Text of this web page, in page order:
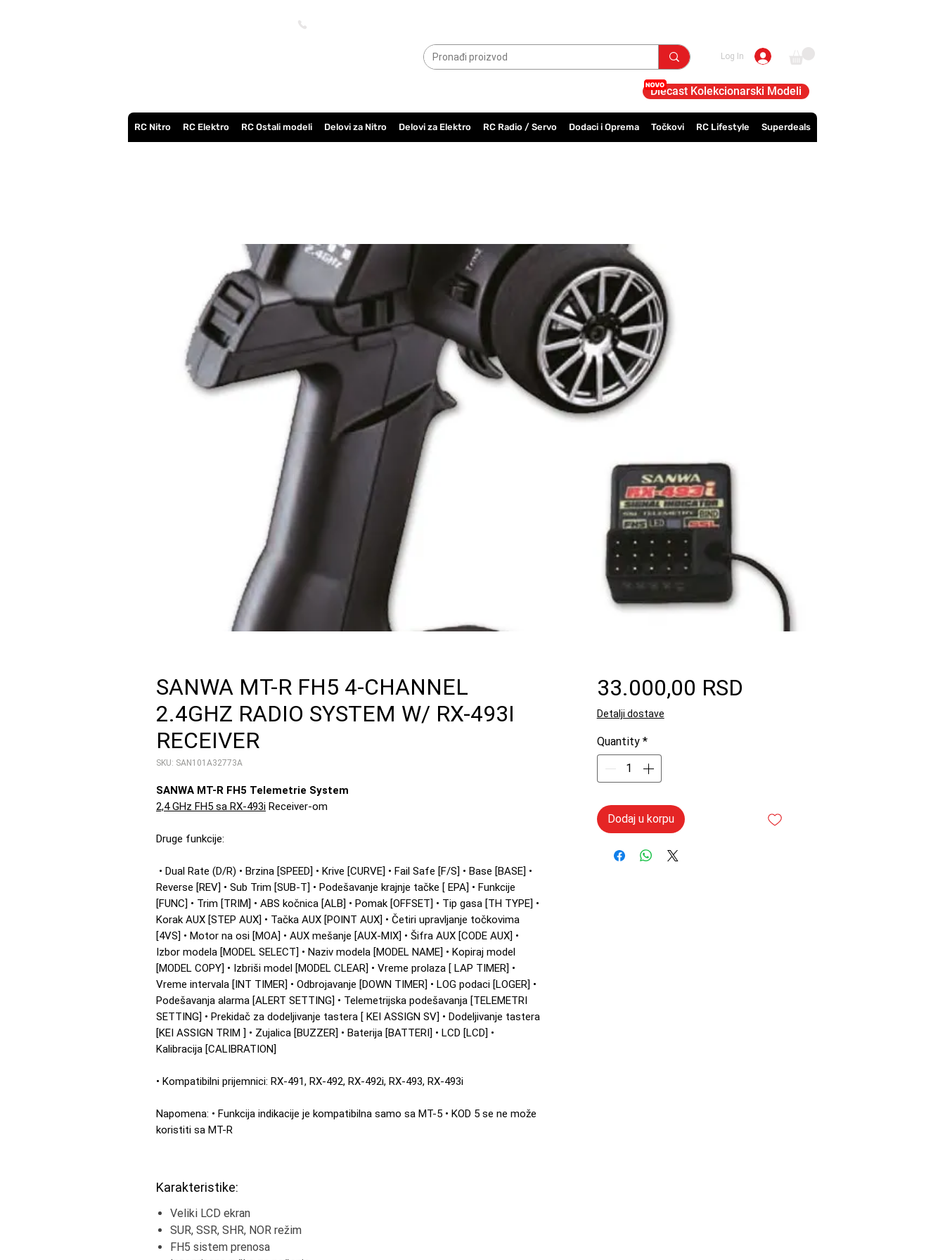
Log In
Diecast Kolekcionarski Modeli
RC Nitro RC Elektro RC Ostali modeli Delovi za Nitro Delovi za Elektro RC Radio / Servo Dodaci i Oprema Točkovi RC Lifestyle Superdeals
SANWA MT-R FH5 4-CHANNEL
2.4GHZ RADIO SYSTEM W/ RX-493I
RECEIVER
SKU: SAN101A32773A
SANWA MT-R FH5 Telemetrie System
2,4 GHz FH5 sa RX-493i Receiver-om
Druge funkcije:
• Dual Rate (D/R) • Brzina [SPEED] • Krive [CURVE] • Fail Safe [F/S] • Base [BASE] •
Reverse [REV] • Sub Trim [SUB-T] • Podešavanje krajnje tačke [ EPA] • Funkcije
[FUNC] • Trim [TRIM] • ABS kočnica [ALB] • Pomak [OFFSET] • Tip gasa [TH TYPE] •
Korak AUX [STEP AUX] • Tačka AUX [POINT AUX] • Četiri upravljanje točkovima
[4VS] • Motor na osi [MOA] • AUX mešanje [AUX-MIX] • Šifra AUX [CODE AUX] •
Izbor modela [MODEL SELECT] • Naziv modela [MODEL NAME] • Kopiraj model
[MODEL COPY] • Izbriši model [MODEL CLEAR] • Vreme prolaza [ LAP TIMER] •
Vreme intervala [INT TIMER] • Odbrojavanje [DOWN TIMER] • LOG podaci [LOGER] •
Podešavanja alarma [ALERT SETTING] • Telemetrijska podešavanja [TELEMETRI
SETTING] • Prekidač za dodeljivanje tastera [ KEI ASSIGN SV] • Dodeljivanje tastera
[KEI ASSIGN TRIM ] • Zujalica [BUZZER] • Baterija [BATTERI] • LCD [LCD] •
Kalibracija [CALIBRATION]
• Kompatibilni prijemnici: RX-491, RX-492, RX-492i, RX-493, RX-493i
Napomena: • Funkcija indikacije je kompatibilna samo sa MT-5 • KOD 5 se ne može
koristiti sa MT-R
Karakteristike:
Veliki LCD ekran
SUR, SSR, SHR, NOR režim
FH5 sistem prenosa
33.000,00 RSD
Detalji dostave
Quantity *
Dodaj u korpu